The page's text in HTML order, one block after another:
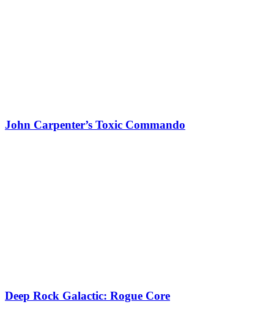
John Carpenter’s Toxic Commando
Deep Rock Galactic: Rogue Core